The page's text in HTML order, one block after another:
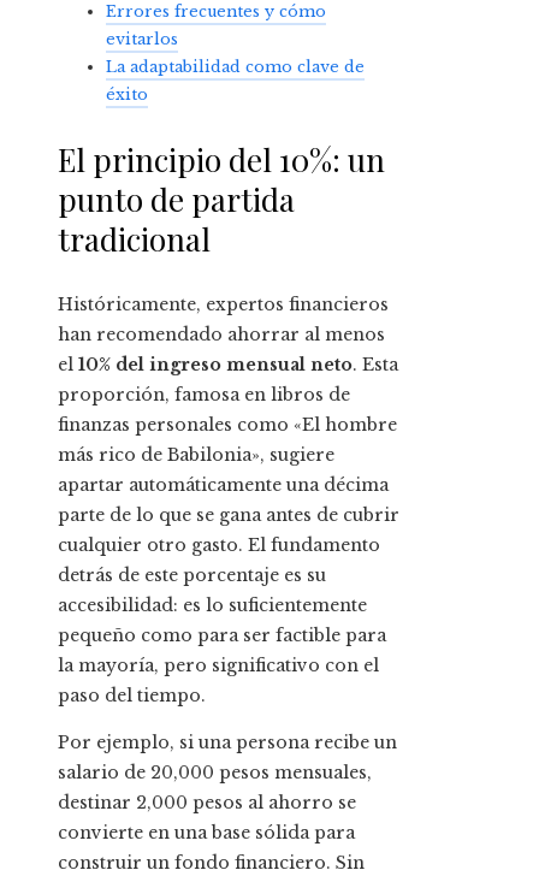
Errores frecuentes y cómo
evitarlos
La adaptabilidad como clave de
éxito
El principio del 10%: un
punto de partida
tradicional
Históricamente, expertos financieros
han recomendado ahorrar al menos
el 10% del ingreso mensual neto. Esta
proporción, famosa en libros de
finanzas personales como «El hombre
más rico de Babilonia», sugiere
apartar automáticamente una décima
parte de lo que se gana antes de cubrir
cualquier otro gasto. El fundamento
detrás de este porcentaje es su
accesibilidad: es lo suficientemente
pequeño como para ser factible para
la mayoría, pero significativo con el
paso del tiempo.
Por ejemplo, si una persona recibe un
salario de 20,000 pesos mensuales,
destinar 2,000 pesos al ahorro se
convierte en una base sólida para
construir un fondo financiero. Sin